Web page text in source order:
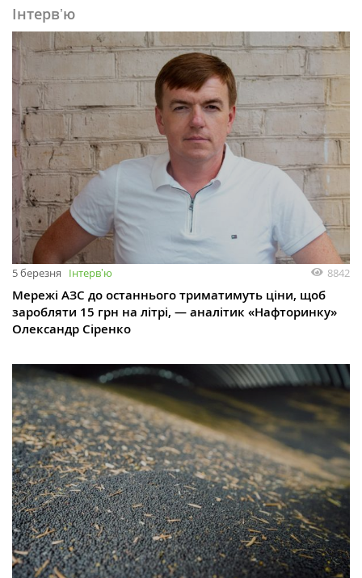
Інтервʼю
5 березня Інтервʼю 8842
Мережі АЗС до останнього триматимуть ціни, щоб
заробляти 15 грн на літрі, — аналітик «Нафторинку»
Олександр Сіренко